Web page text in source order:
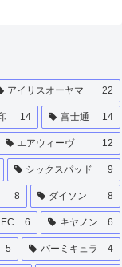
アイリスオーヤマ 22
14 富士通 14
エアウィーヴ 12
シックスパッド 9
8 ダイソン 8
6 キヤノン 6
5 バーミキュラ 4